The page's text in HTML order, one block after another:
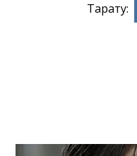
Тарату: